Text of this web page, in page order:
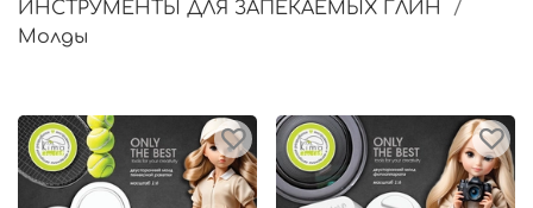
ИНСТРУМЕНТЫ ДЛЯ ЗАПЕКАЕМЫХ ГЛИН
Молды